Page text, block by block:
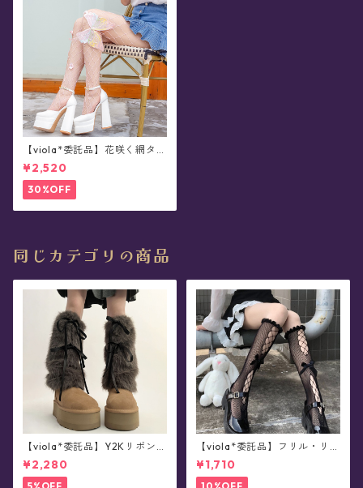
【viola*委託品】花咲く網タイ
ツ- Fairy Butterfly
¥2,520
30%OFF
同じカテゴリの商品
【viola*委託品】Y2Kリボン・
レッグウォーマー(全4色)
¥2,280
【viola*委託品】フリル・リボ
ンつき・網タイツ/ソックス(全
2色)
¥1,710